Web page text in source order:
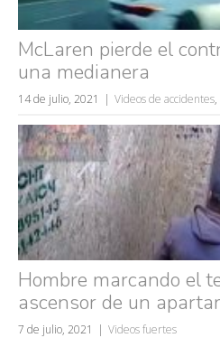
Búsquedas
mujeres
volver a
rusos
caídas
fails
McLaren pierde el
una medianera
14 de julio, 2021 Videos de accidentes,
Hombre marcando el
ascensor de un
7 de julio, 2021 Videos fuertes